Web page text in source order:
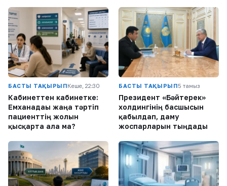
БАСТЫ ТАҚЫРЫПКеше, 22:30
Кабинеттен кабинетке:
Емханадағы жаңа тәртіп
пациенттің жолын
қысқарта ала ма?
БАСТЫ ТАҚЫРЫП5 тамыз
Президент «Бәйтерек»
холдингінің басшысын
қабылдап, даму
жоспарларын тыңдады